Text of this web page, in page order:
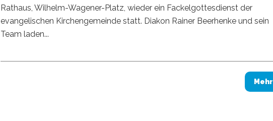
Rathaus, Wilhelm-Wagener-Platz, wieder ein Fackelgottesdienst der
evangelischen Kirchengemeinde statt. Diakon Rainer Beerhenke und sein
Team laden...
Mehr